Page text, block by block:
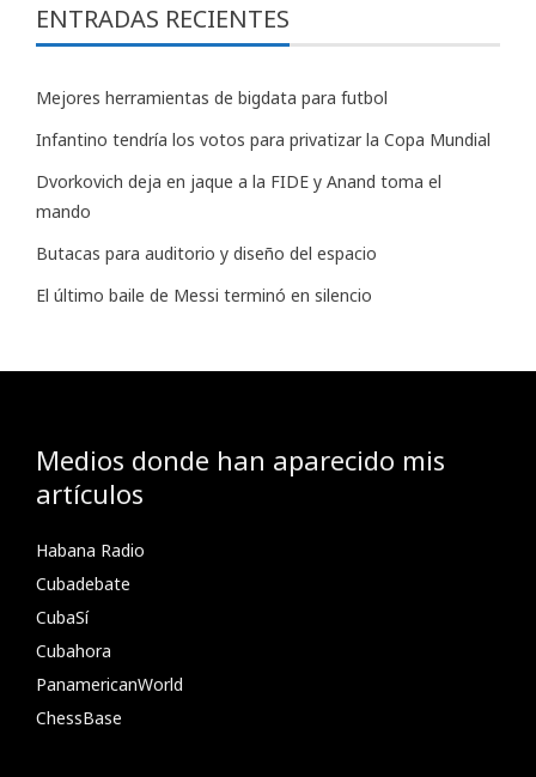
ENTRADAS RECIENTES
Mejores herramientas de bigdata para futbol
Infantino tendría los votos para privatizar la Copa Mundial
Dvorkovich deja en jaque a la FIDE y Anand toma el
mando
Butacas para auditorio y diseño del espacio
El último baile de Messi terminó en silencio
Medios donde han aparecido mis
artículos
Habana Radio
Cubadebate
CubaSí
Cubahora
PanamericanWorld
ChessBase